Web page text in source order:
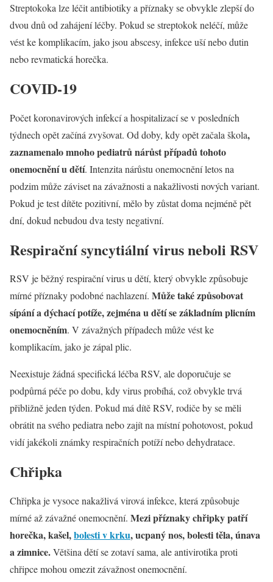
Streptokoka lze léčit antibiotiky a příznaky se obvykle zlepší do
dvou dnů od zahájení léčby. Pokud se streptokok neléčí, může
vést ke komplikacím, jako jsou abscesy, infekce uší nebo dutin
nebo revmatická horečka.
COVID-19
Počet koronavirových infekcí a hospitalizací se v posledních
týdnech opět začíná zvyšovat. Od doby, kdy opět začala škola,
zaznamenalo mnoho pediatrů nárůst případů tohoto
onemocnění u dětí. Intenzita nárůstu onemocnění letos na
podzim může záviset na závažnosti a nakažlivosti nových variant.
Pokud je test dítěte pozitivní, mělo by zůstat doma nejméně pět
dní, dokud nebudou dva testy negativní.
Respirační syncytiální virus neboli RSV
RSV je běžný respirační virus u dětí, který obvykle způsobuje
mírné příznaky podobné nachlazení. Může také způsobovat
sípání a dýchací potíže, zejména u dětí se základním plicním
onemocněním. V závažných případech může vést ke
komplikacím, jako je zápal plic.
Neexistuje žádná specifická léčba RSV, ale doporučuje se
podpůrná péče po dobu, kdy virus probíhá, což obvykle trvá
přibližně jeden týden. Pokud má dítě RSV, rodiče by se měli
obrátit na svého pediatra nebo zajít na místní pohotovost, pokud
vidí jakékoli známky respiračních potíží nebo dehydratace.
Chřipka
Chřipka je vysoce nakažlivá virová infekce, která způsobuje
mírné až závažné onemocnění. Mezi příznaky chřipky patří
horečka, kašel,bolesti v krku, ucpaný nos, bolesti těla, únava
a zimnice.Většina dětí se zotaví sama, ale antivirotika proti
chřipce mohou omezit závažnost onemocnění.